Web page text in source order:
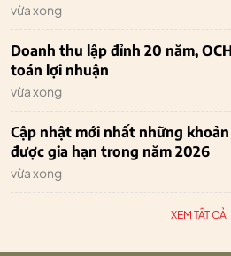
vừa xong
Doanh thu lập đỉnh 20 năm,
toán lợi nhuận
vừa xong
Cập nhật mới nhất những
được gia hạn trong năm 2026
vừa xong
XEM TẤT CẢ